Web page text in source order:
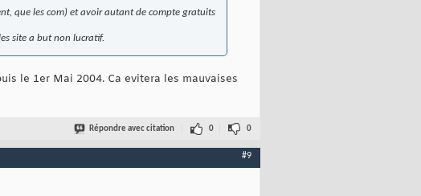
que les com) et avoir autant de compte gratuits
site a but non lucratif.
le 1er Mai 2004. Ca evitera les mauvaises
Répondre avec citation 0 0
#9